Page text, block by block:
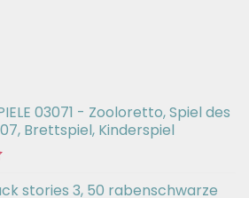
03071 - Zooloretto, Spiel des
Brettspiel, Kinderspiel
stories 3, 50 rabenschwarze